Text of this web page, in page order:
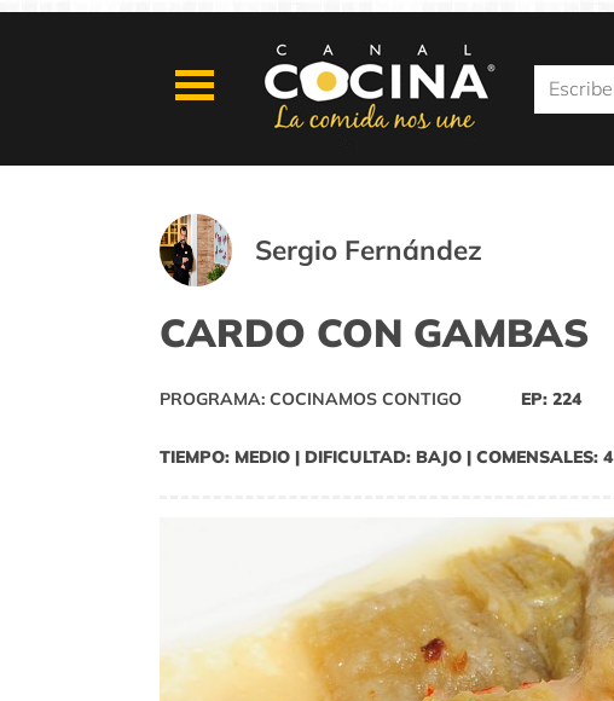
Sergio Fernández
CARDO CON GAMBAS
PROGRAMA: COCINAMOS CONTIGO EP: 224
TIEMPO: MEDIO | DIFICULTAD: BAJO | COMENSALES: 4